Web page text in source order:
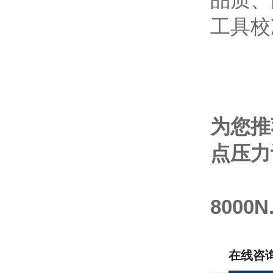
工具
为您
点压
在线咨